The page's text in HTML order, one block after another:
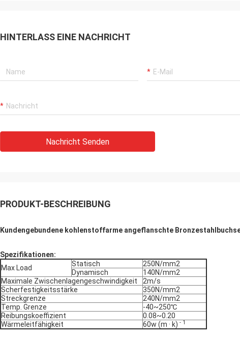
HINTERLASS EINE NACHRICHT
Nachricht Senden
PRODUKT-BESCHREIBUNG
Kundengebundene kohlenstoffarme angeflanschte
Spezifikationen:
Max Load
Statisch
250N/mm2
Dynamisch
140N/mm2
Maximale Zwischenlagengeschwindigkeit
2m/s
Scherfestigkeitsstärke
350N/mm2
Streckgrenze
240N/mm2
Temp. Grenze
-40~250℃
Reibungskoeffizient
0.08~0.20
Wärmeleitfähigkeit
60w (m · k) - 1